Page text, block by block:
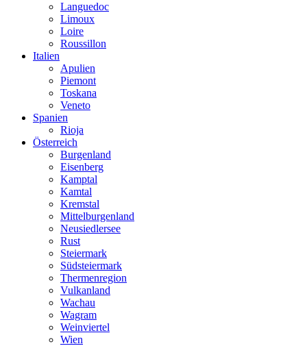
Languedoc
Limoux
Loire
Roussillon
Italien
Apulien
Piemont
Toskana
Veneto
Spanien
Rioja
Österreich
Burgenland
Eisenberg
Kamptal
Kamtal
Kremstal
Mittelburgenland
Neusiedlersee
Rust
Steiermark
Südsteiermark
Thermenregion
Vulkanland
Wachau
Wagram
Weinviertel
Wien